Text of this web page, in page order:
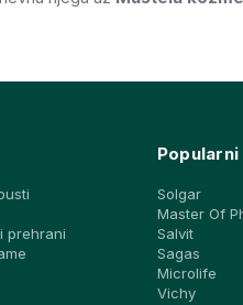
prehrani
Solgar
Master Of
Salvit
Sagas
Microlife
Vichy